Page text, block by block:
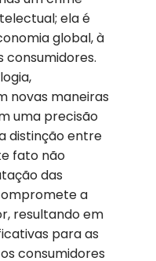
ela é
global, à
consumidores.
novas maneiras
uma precisão
distinção entre
fato não
das
a
resultando em
para as
consumidores